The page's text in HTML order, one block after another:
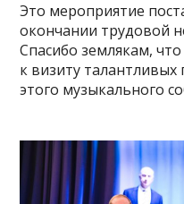
Это мероприятие
окончании трудовой
Спасибо землякам,
к визиту талантливых
этого музыкального